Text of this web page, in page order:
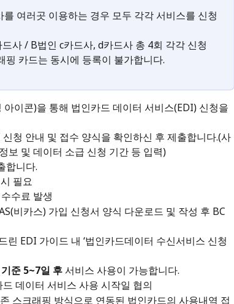
여러곳 이용하는 경우 모두 각각 서비스를 신청
사 / B법인 c카드사, d카드사 총 4회 각각 신청
핑 카드는 동시에 등록이 불가합니다.
이콘)을 통해 법인카드 데이터 서비스(EDI) 신청을
청 안내 및 접수 양식을 확인하신 후 제출합니다.(사
보 및 데이터 소급 신청 기간 등 입력)
합니다.
필요
수료 발생
비카스) 가입 신청서 양식 다운로드 및 작성 후 BC
린 EDI 가이드 내 ‘법인카드데이터 수신서비스 신청
준 5~7일 후 서비스 사용이 가능합니다.
데이터 서비스 사용 시작일 협의
스크래핑 방식으로 연동된 법인카드의 사용내역 접